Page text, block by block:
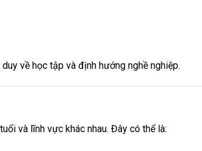
về học tập và định hướng nghề nghiệp.
và lĩnh vực khác nhau. Đây có thể là: